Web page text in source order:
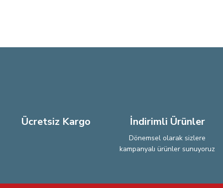
Ücretsiz Kargo İndirimli Ürünler
Dönemsel olarak sizlere
kampanyalı ürünler sunuyoruz